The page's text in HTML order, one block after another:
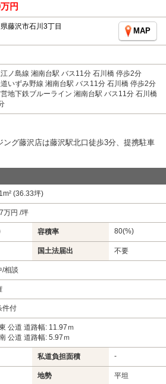
円
藤沢市石川3丁目
MAP
ノ島線 湘南台駅 バス11分 石川橋 停歩2分
いずみ野線 湘南台駅 バス11分 石川橋 停歩2分
地下鉄ブルーライン 湘南台駅 バス11分 石川橋
ング藤沢店は藤沢駅北口徒歩3分、提携駐車
(36.33坪)
万円 /坪
容積率 80(%)
国土法届出 不要
/相談
件付
公道 道路幅: 11.97ｍ
公道 道路幅: 5.97ｍ
私道負担面積 -
地勢 平坦